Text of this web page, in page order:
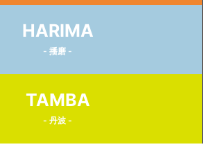
HARIMA
- 播磨 -
TAMBA
- 丹波 -